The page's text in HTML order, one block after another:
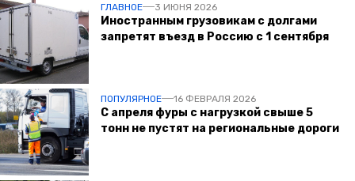
ГЛАВНОЕ 3 ИЮНЯ 2026
Иностранным грузовикам с долгами
запретят въезд в Россию с 1 сентября
ПОПУЛЯРНОЕ 16 ФЕВРАЛЯ 2026
С апреля фуры с нагрузкой свыше 5
тонн не пустят на региональные дороги